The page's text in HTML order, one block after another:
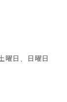
曜日、日曜日